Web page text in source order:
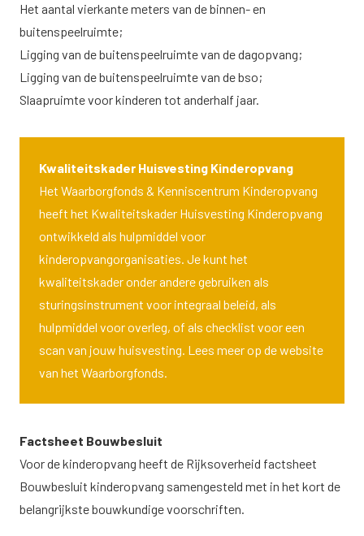
Het aantal vierkante meters van de binnen- en
buitenspeelruimte;
Ligging van de buitenspeelruimte van de dagopvang;
Ligging van de buitenspeelruimte van de bso;
Slaapruimte voor kinderen tot anderhalf jaar.
Kwaliteitskader Huisvesting Kinderopvang
Het Waarborgfonds & Kenniscentrum Kinderopvang
heeft het Kwaliteitskader Huisvesting Kinderopvang
ontwikkeld als hulpmiddel voor
kinderopvangorganisaties. Je kunt het
kwaliteitskader onder andere gebruiken als
sturingsinstrument voor integraal beleid, als
hulpmiddel voor overleg, of als checklist voor een
scan van jouw huisvesting. Lees meer op dewebsite
van het Waarborgfonds.
Factsheet Bouwbesluit
Voor de kinderopvang heeft de Rijksoverheid factsheet
Bouwbesluit kinderopvang samengesteld met in het kort de
belangrijkste bouwkundige voorschriften.